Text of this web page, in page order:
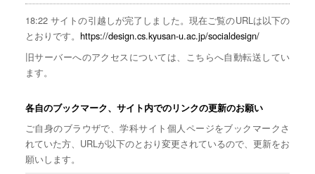
18:22 サイトの引越しが完了しました。現在ご覧のURLは以下の
とおりです。 https://design.cs.kyusan-u.ac.jp/socialdesign/
旧サーバーへのアクセスについては、こちらへ自動転送してい
ます。
各自のブックマーク、サイト内でのリンクの更新のお願い
ご自身のブラウザで、学科サイト個人ページをブックマークさ
れていた方、URLが以下のとおり変更されているので、更新をお
願いします。